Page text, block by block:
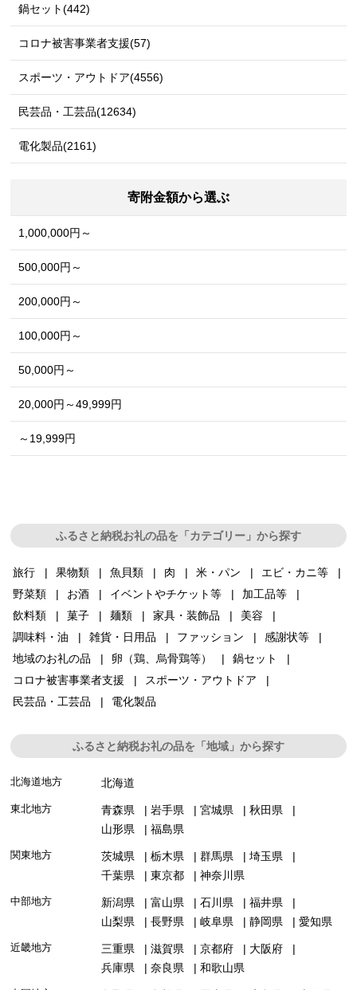
鍋セット(442)
コロナ被害事業者支援(57)
スポーツ・アウトドア(4556)
民芸品・工芸品(12634)
電化製品(2161)
寄附金額から選ぶ
1,000,000円～
500,000円～
200,000円～
100,000円～
50,000円～
20,000円～49,999円
～19,999円
ふるさと納税お礼の品を「カテゴリー」から探す
旅行 果物類 魚貝類 肉 米・パン
エビ・カニ等
野菜類
お酒 イベントやチケット等
加工品等
飲料類
菓子 麺類 家具・装飾品
美容
調味料・油
雑貨・日用品 ファッション
感謝状等
地域のお礼の品
卵（鶏、烏骨鶏等）
鍋セット
コロナ被害事業者支援
スポーツ・アウトドア
民芸品・工芸品
電化製品
ふるさと納税お礼の品を「地域」から探す
北海道地方 北海道
東北地方 青森県 岩手県 宮城県
秋田県
山形県
福島県
関東地方 茨城県 栃木県 群馬県
埼玉県
千葉県
東京都 神奈川県
中部地方 新潟県 富山県 石川県
福井県
山梨県
長野県 岐阜県 静岡県 愛知県
近畿地方 三重県 滋賀県 京都府
大阪府
兵庫県
奈良県 和歌山県